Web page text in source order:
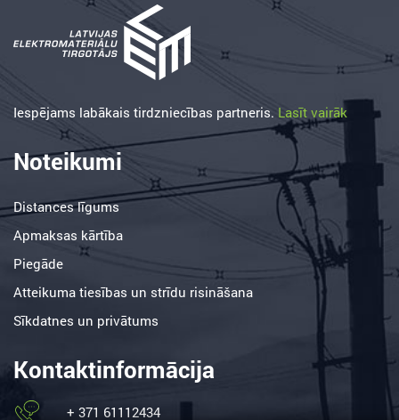
Iespējams labākais tirdzniecības partneris. Lasīt vairāk
Noteikumi
Distances līgums
Apmaksas kārtība
Piegāde
Atteikuma tiesības un strīdu risināšana
Sīkdatnes un privātums
Kontaktinformācija
+ 371 61112434